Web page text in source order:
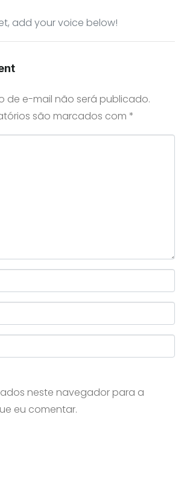
add your voice below!
de e-mail não será publicado.
são marcados com *
neste navegador para a
eu comentar.